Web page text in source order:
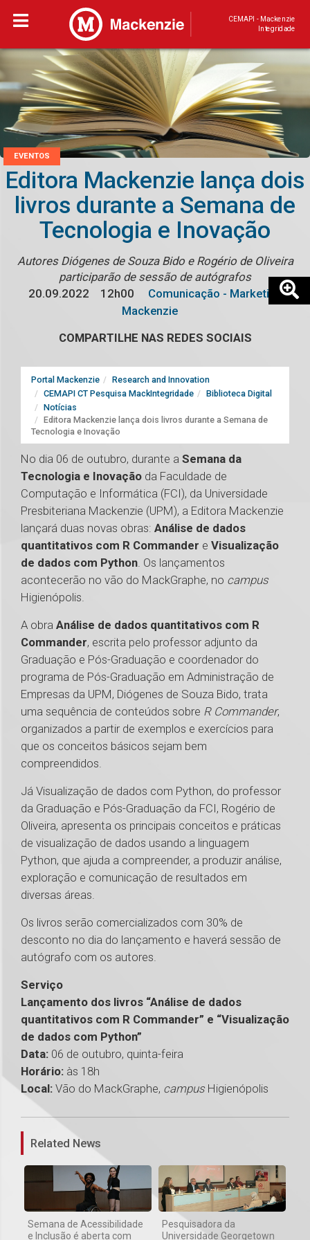
CEMAPI - Mackenzie
Integridade
EVENTOS
Editora Mackenzie lança dois
livros durante a Semana de
Tecnologia e Inovação
Autores Diógenes de Souza Bido e Rogério de Oliveira
participarão de sessão de autógrafos
20.09.2022
12h00
Comunicação - Marketing
Mackenzie
COMPARTILHE NAS REDES SOCIAIS
Portal Mackenzie
Research and Innovation
CEMAPI CT Pesquisa MackIntegridade
Biblioteca Digital
Notícias
Editora Mackenzie lança dois livros durante a Semana de
Tecnologia e Inovação
No dia 06 de outubro, durante a Semana da
Tecnologia e Inovação da Faculdade de
Computação e Informática (FCI), da Universidade
Presbiteriana Mackenzie (UPM), a Editora Mackenzie
lançará duas novas obras: Análise de dados
quantitativos com R Commander e Visualização
de dados com Python. Os lançamentos
acontecerão no vão do MackGraphe, no campus
Higienópolis.
A obra Análise de dados quantitativos com R
Commander, escrita pelo professor adjunto da
Graduação e Pós-Graduação e coordenador do
programa de Pós-Graduação em Administração de
Empresas da UPM, Diógenes de Souza Bido, trata
uma sequência de conteúdos sobre R Commander,
organizados a partir de exemplos e exercícios para
que os conceitos básicos sejam bem
compreendidos.
Já Visualização de dados com Python, do professor
da Graduação e Pós-Graduação da FCI, Rogério de
Oliveira, apresenta os principais conceitos e práticas
de visualização de dados usando a linguagem
Python, que ajuda a compreender, a produzir análise,
exploração e comunicação de resultados em
diversas áreas.
Os livros serão comercializados com 30% de
desconto no dia do lançamento e haverá sessão de
autógrafo com os autores.
Serviço
Lançamento dos livros “Análise de dados
quantitativos com R Commander” e “Visualização
de dados com Python”
Data: 06 de outubro, quinta-feira
Horário: às 18h
Local: Vão do MackGraphe, campus Higienópolis
1
Related News
Semana de Acessibilidade
e Inclusão é aberta com
Pesquisadora da
Universidade Georgetown